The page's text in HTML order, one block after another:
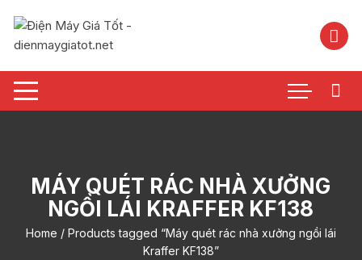
nội
MÁY QUÉT RÁC NHÀ XƯỞNG
NGỒI LÁI KRAFFER KF138
Home / Products tagged “Máy quét rác nhà xưởng ngồi lái
Kraffer KF138”